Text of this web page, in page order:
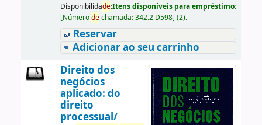
Disponibilidade:Itens disponíveis para empréstimo:
[Númerodechamada:342.2 D598] (2).
Reservar
Adicionar ao seu carrinho
Direito dos
negócios
aplicado: do
direito
processual/